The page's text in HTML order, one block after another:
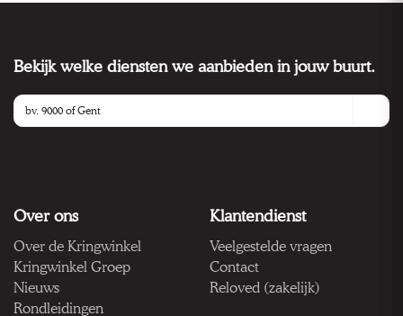
Bekijk welke diensten we aanbieden in jouw buurt.
Over ons
Over de Kringwinkel
Kringwinkel Groep
Nieuws
Rondleidingen
Klantendienst
Veelgestelde vragen
Contact
Reloved (zakelijk)